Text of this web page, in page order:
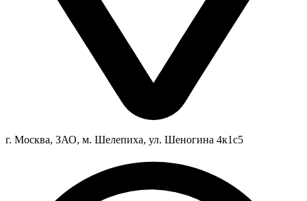
г. Москва, ЗАО, м. Шелепиха, ул. Шеногина 4к1c5